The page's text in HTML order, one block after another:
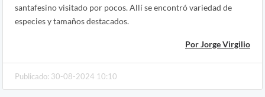
santafesino visitado por pocos. Allí se encontró variedad de
especies y tamaños destacados.
Por Jorge Virgilio
Publicado: 30-08-2024 10:10